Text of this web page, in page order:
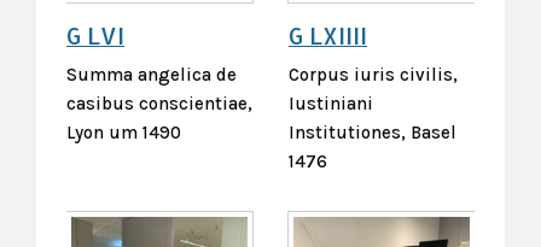
G LVI
Summa angelica de
casibus conscientiae,
Lyon um 1490
G LXIIII
Corpus iuris civilis,
Iustiniani
Institutiones, Basel
1476